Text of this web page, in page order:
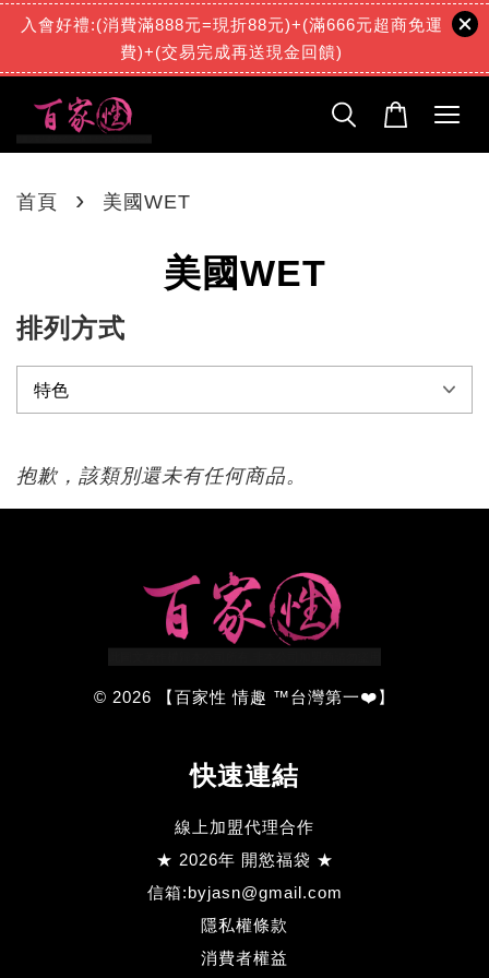
入會好禮:(消費滿888元=現折88元)+(滿666元超商免運
費)+(交易完成再送現金回饋)
首頁 › 美國WET
美國WET
排列方式
抱歉，該類別還未有任何商品。
© 2026 【百家性 情趣 ™台灣第一❤️】
快速連結
線上加盟代理合作
★ 2026年 開慾福袋 ★
信箱:byjasn@gmail.com
隱私權條款
消費者權益